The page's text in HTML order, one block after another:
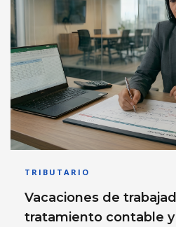
TRIBUTARIO
Vacaciones de
tratamiento contable